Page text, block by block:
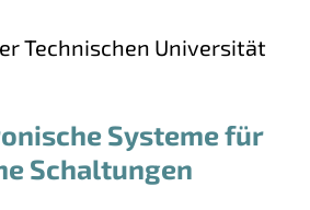
Technischen Universität
Systeme für
Schaltungen